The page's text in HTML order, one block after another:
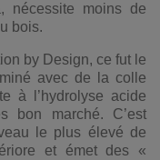
nécessite moins de
bois.
by Design, ce fut le
avec de la colle
à l’hydrolyse acide
bon marché. C’est
le plus élevé de
et émet des «